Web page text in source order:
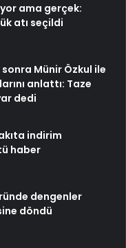
ama gerçek:
atı seçildi
sonra Münir Özkul ile
anlattı: Taze
dedi
indirim
haber
dengenler
döndü